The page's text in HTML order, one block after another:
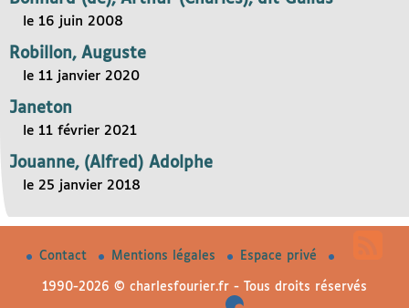
le 16 juin 2008
Robillon, Auguste
le 11 janvier 2020
Janeton
le 11 février 2021
Jouanne, (Alfred) Adolphe
le 25 janvier 2018
Contact Mentions légales Espace privé
1990-2026 © charlesfourier.fr - Tous droits réservés